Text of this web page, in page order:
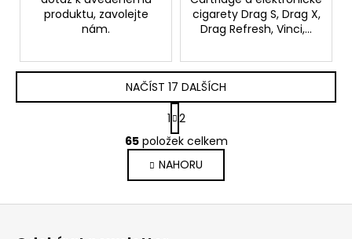
produktu, zavolejte
nám.
cigarety Drag S, Drag X,
Drag Refresh, Vinci,...
O
v
l
á
d
NAČÍST 17 DALŠÍCH
S
t
r
á
n
k
o
1 2
65položek celkem
NAHORU